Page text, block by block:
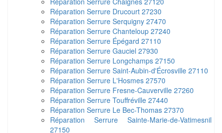
Réparation Serrure Drucourt 27230
Réparation Serrure Serquigny 27470
Réparation Serrure Chanteloup 27240
Réparation Serrure Épégard 27110
Réparation Serrure Gauciel 27930
Réparation Serrure Longchamps 27150
Réparation Serrure Saint-Aubin-d'Écrosville 27110
Réparation Serrure L'Hosmes 27570
Réparation Serrure Fresne-Cauverville 27260
Réparation Serrure Touffréville 27440
Réparation Serrure Le Bec-Thomas 27370
Réparation Serrure Sainte-Marie-de-Vatimesnil
27150